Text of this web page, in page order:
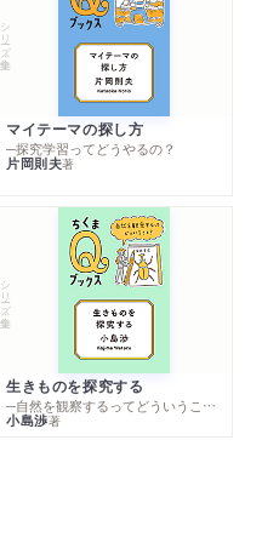
シリーズ・全集
マイテーマの探し方
─探究学習ってどうやるの？
片岡則夫著
シリーズ・全集
生きものを探究する
─自然を観察するってどういうこと？
小島渉著